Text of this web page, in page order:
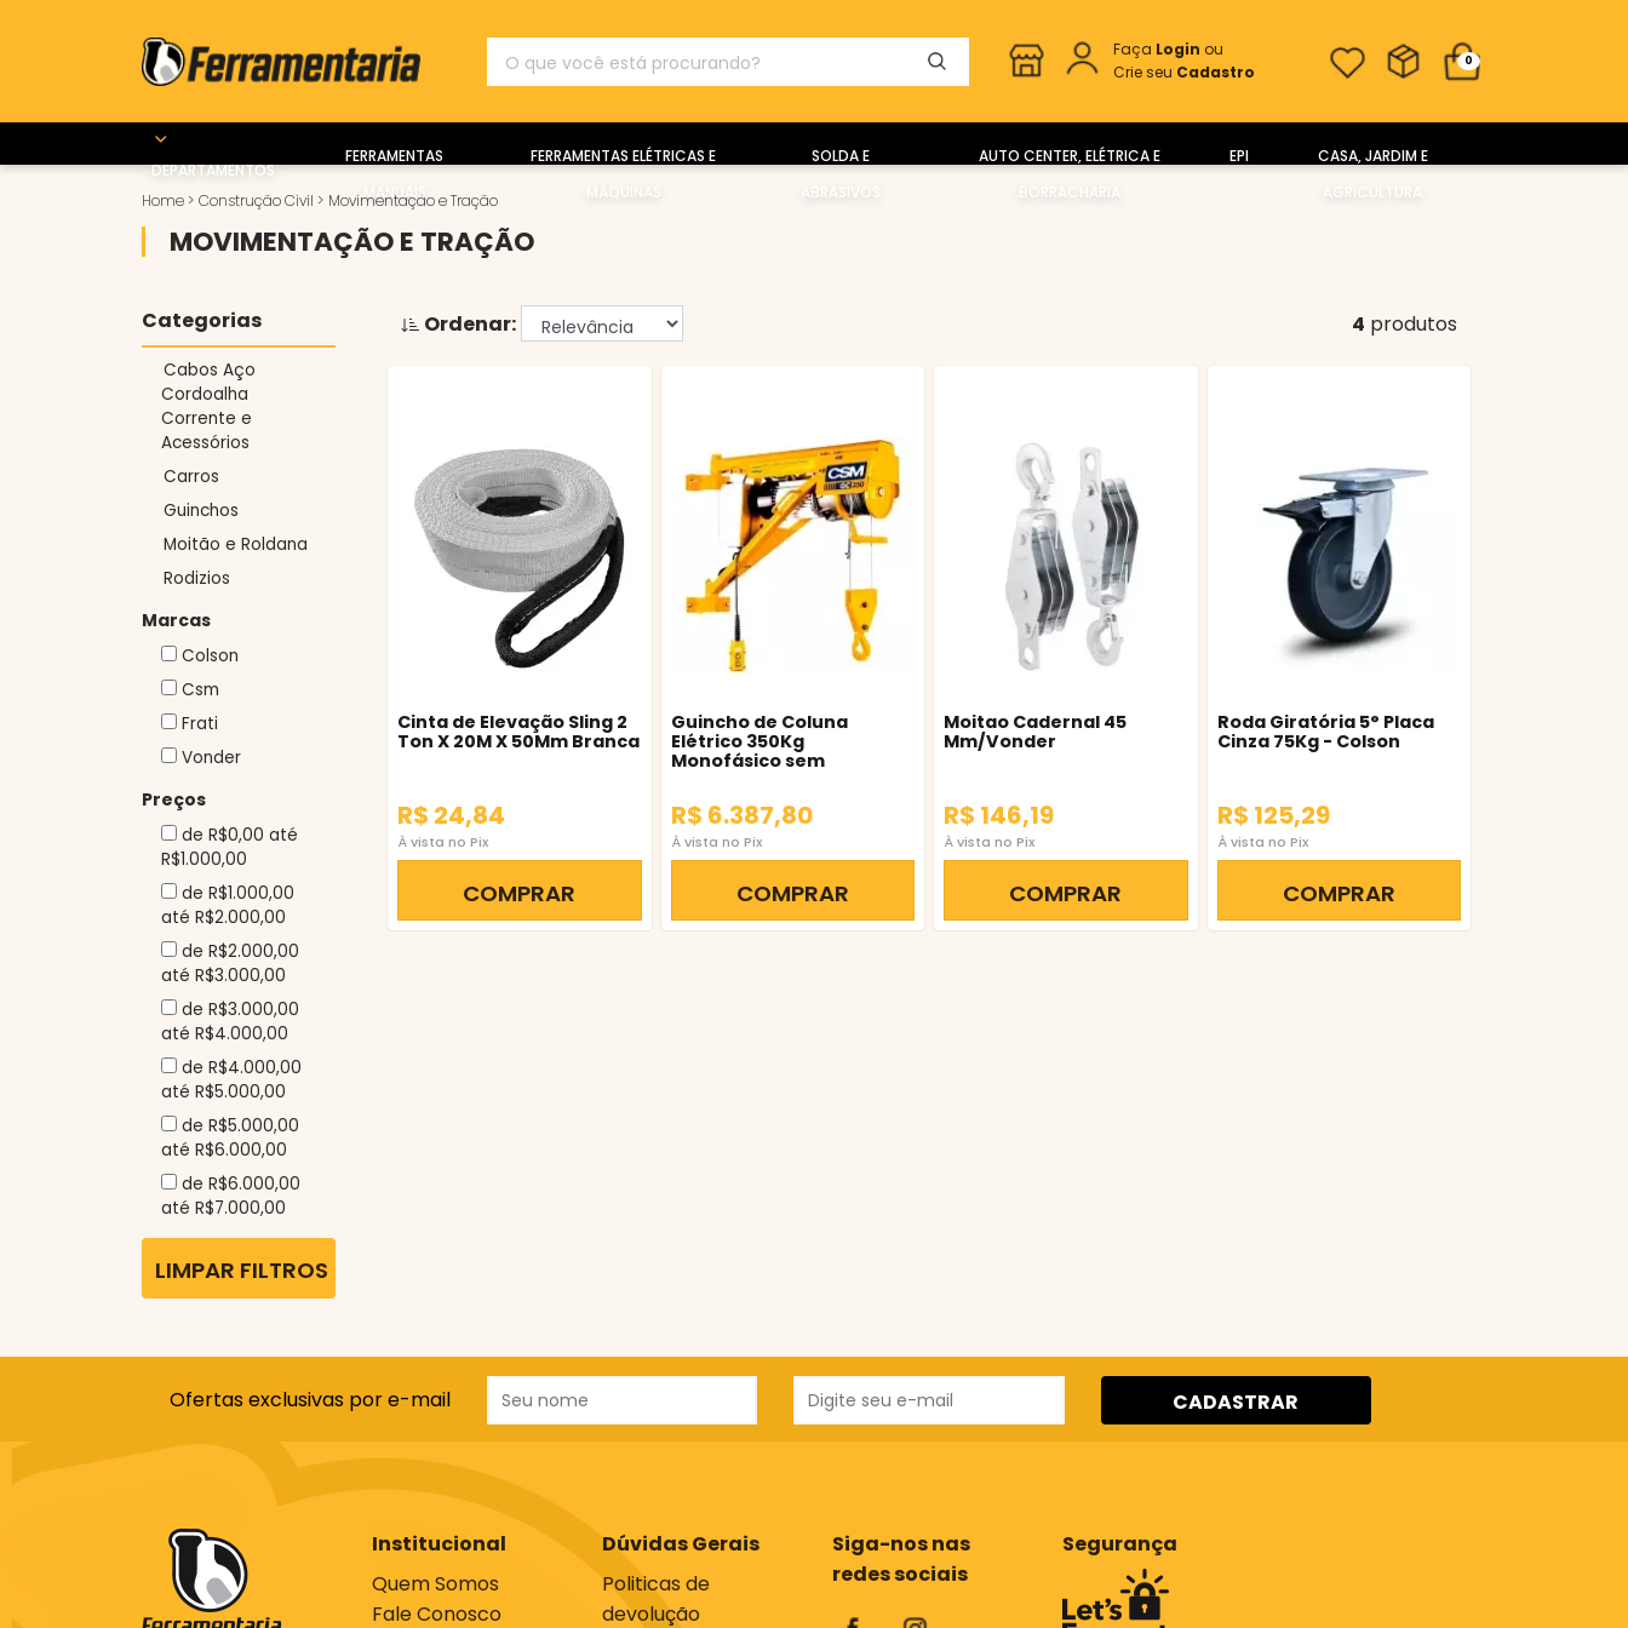
Faça Login ou
Crie seu Cadastro
0
DEPARTAMENTOS
FERRAMENTAS
MANUAIS
FERRAMENTAS ELÉTRICAS E
MÁQUINAS
SOLDA E
ABRASIVOS
AUTO CENTER, ELÉTRICA E
BORRACHARIA
EPI
CASA, JARDIM E
AGRICULTURA
Home > Construção Civil > Movimentação e Tração
MOVIMENTAÇÃO E TRAÇÃO
Categorias
Cabos Aço
Cordoalha
Corrente e
Acessórios
Carros
Guinchos
Moitão e Roldana
Rodizios
Marcas
Colson
Csm
Frati
Vonder
Preços
de R$0,00 até
R$1.000,00
de R$1.000,00
até R$2.000,00
de R$2.000,00
até R$3.000,00
de R$3.000,00
até R$4.000,00
de R$4.000,00
até R$5.000,00
de R$5.000,00
até R$6.000,00
de R$6.000,00
até R$7.000,00
LIMPAR FILTROS
Ordenar: 4 produtos
Cinta de Elevação Sling 2
Ton X 20M X 50Mm Branca
R$ 24,84
À vista no Pix
COMPRAR
Guincho de Coluna
Elétrico 350Kg
Monofásico sem
R$ 6.387,80
À vista no Pix
COMPRAR
Moitao Cadernal 45
Mm/Vonder
R$ 146,19
À vista no Pix
COMPRAR
Roda Giratória 5° Placa
Cinza 75Kg - Colson
R$ 125,29
À vista no Pix
COMPRAR
Ofertas exclusivas por e-mail CADASTRAR
Institucional
Quem Somos
Fale Conosco
Dúvidas Gerais
Politicas de
devolução
Siga-nos nas
redes sociais
Segurança